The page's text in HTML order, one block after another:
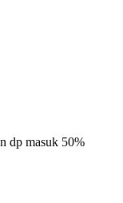
dp masuk 50%